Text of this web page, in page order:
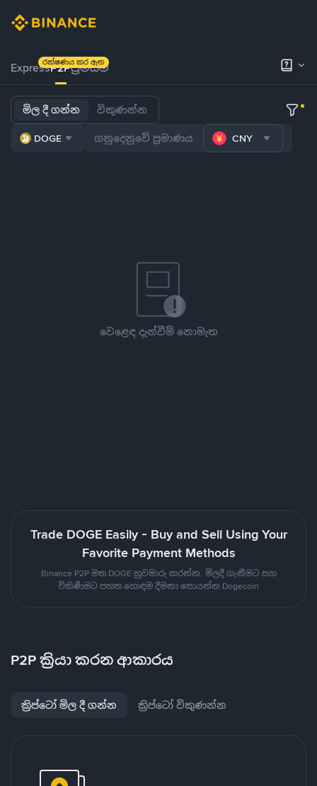
ExpressP2Pප්‍රිමියම්
රක්ෂණය කර ඇත
මිල දී ගන්න විකුණන්න
DOGE CNY
වෙළෙඳ දැන්වීම් නොමැත
Trade DOGE Easily - Buy and Sell Using Your
Favorite Payment Methods
Binance P2P මත DOGE හුවමාරු කරන්න. මිලදී ගැනීමට සහ
විකිණීමට පහත හොඳම දීමනා සොයන්න Dogecoin
P2P ක්‍රියා කරන ආකාරය
ක්‍රිප්ටෝ මිල දී ගන්න ක්‍රිප්ටෝ විකුණන්න